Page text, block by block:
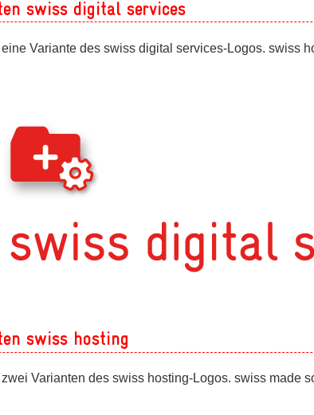
swiss digital services
Variante des swiss digital services-Logos. swiss
swiss hosting
Varianten des swiss hosting-Logos. swiss made